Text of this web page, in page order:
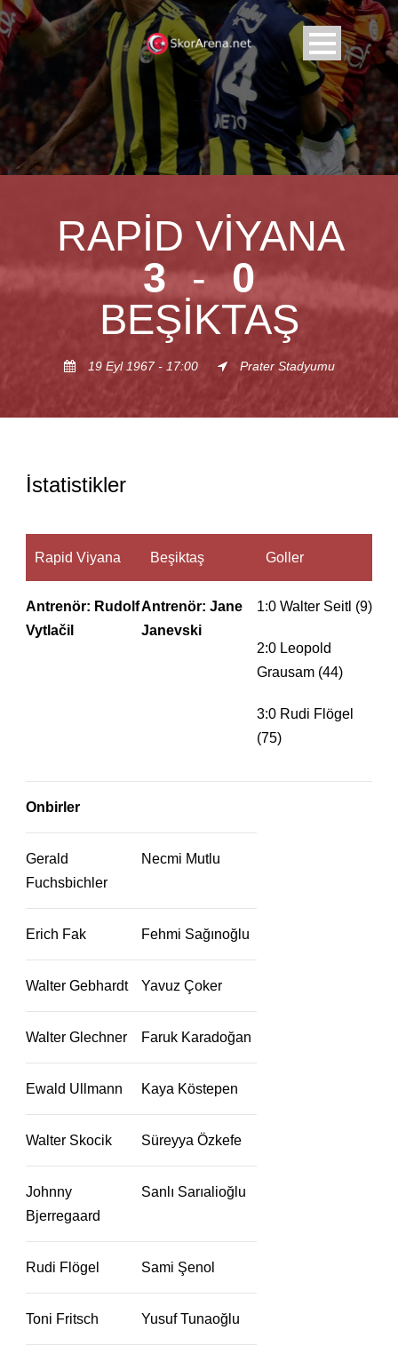
RAPID VIYANA
3 - 0
BEŞIKTAŞ
19 Eyl 1967 - 17:00 Prater Stadyumu
İstatistikler
Rapid Viyana Beşiktaş Goller
Antrenör: Rudolf
Vytlačil
Antrenör: Jane
Janevski
1:0 Walter Seitl (9)
2:0 Leopold
Grausam (44)
3:0 Rudi Flögel
(75)
Onbirler
Gerald
Fuchsbichler
Necmi Mutlu
Erich Fak Fehmi Sağınoğlu
Walter Gebhardt Yavuz Çoker
Walter Glechner Faruk Karadoğan
Ewald Ullmann Kaya Köstepen
Walter Skocik Süreyya Özkefe
Johnny
Bjerregaard
Sanlı Sarıalioğlu
Rudi Flögel Sami Şenol
Toni Fritsch Yusuf Tunaoğlu